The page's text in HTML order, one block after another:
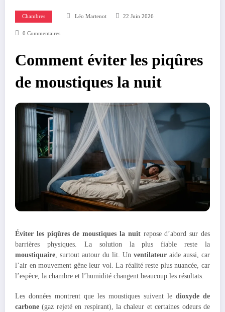
Chambres Léo Martenot 22 Juin 2026
0 Commentaires
Comment éviter les piqûres
de moustiques la nuit
Éviter les piqûres de moustiques la nuitrepose d’abord sur des
barrières physiques. La solution la plus fiable reste la
moustiquaire, surtout autour du lit. Un ventilateur aide aussi, car
l’air en mouvement gêne leur vol. La réalité reste plus nuancée, car
l’espèce, la chambre et l’humidité changent beaucoup les résultats.
Les données montrent que les moustiques suivent le dioxyde de
carbone (gaz rejeté en respirant), la chaleur et certaines odeurs de